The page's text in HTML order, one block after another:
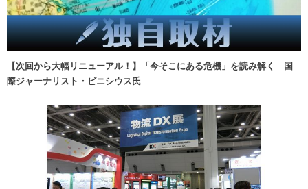
【次回から大幅リニューアル！】「今そこにある危機」を読み解く 国
際ジャーナリスト・ビニシウス氏